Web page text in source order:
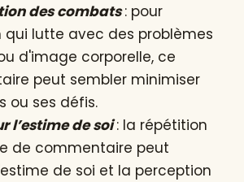
des combats: pour
qui lutte avec des problèmes
d'image corporelle, ce
peut sembler minimiser
ou ses défis.
l’estime de soi: la répétition
de commentaire peut
de soi et la perception